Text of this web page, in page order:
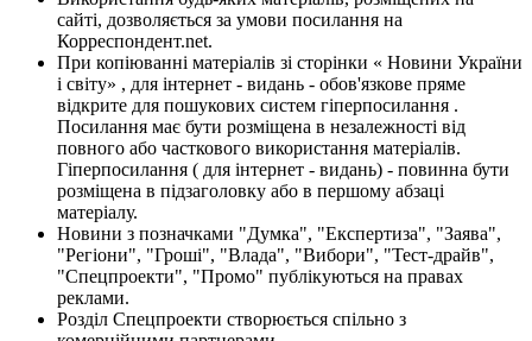
сайті, дозволяється за умови посилання на
Корреспондент.net.
При копіюванні матеріалів зі сторінки « Новини України
і світу» , для інтернет - видань - обов'язкове пряме
відкрите для пошукових систем гіперпосилання .
Посилання має бути розміщена в незалежності від
повного або часткового використання матеріалів.
Гіперпосилання ( для інтернет - видань) - повинна бути
розміщена в підзаголовку або в першому абзаці
матеріалу.
Новини з позначками "Думка", "Експертиза", "Заява",
"Регіони", "Гроші", "Влада", "Вибори", "Тест-драйв",
"Спецпроекти", "Промо" публікуються на правах
реклами.
Розділ Спецпроекти створюється спільно з